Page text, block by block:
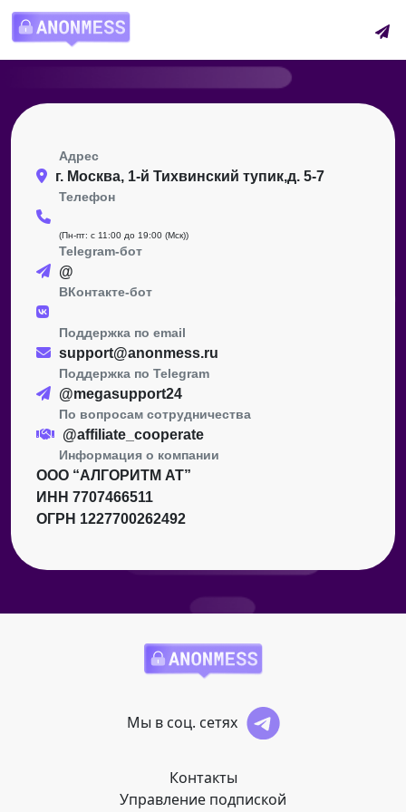
Адрес
г. Москва, 1-й Тихвинский тупик,д. 5-7
Телефон
(Пн-пт: с 11:00 до 19:00 (Мск))
Telegram-бот
@
ВКонтакте-бот
Поддержка по email
support@anonmess.ru
Поддержка по Telegram
@megasupport24
По вопросам сотрудничества
@affiliate_cooperate
Информация о компании
ООО “АЛГОРИТМ АТ”
ИНН 7707466511
ОГРН 1227700262492
Мы в соц. сетях
Контакты
Управление подпиской